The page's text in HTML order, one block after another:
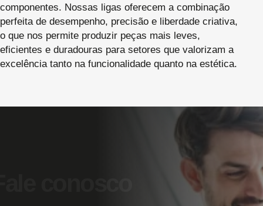
componentes. Nossas ligas oferecem a combinação
perfeita de desempenho, precisão e liberdade criativa,
o que nos permite produzir peças mais leves,
eficientes e duradouras para setores que valorizam a
excelência tanto na funcionalidade quanto na estética.